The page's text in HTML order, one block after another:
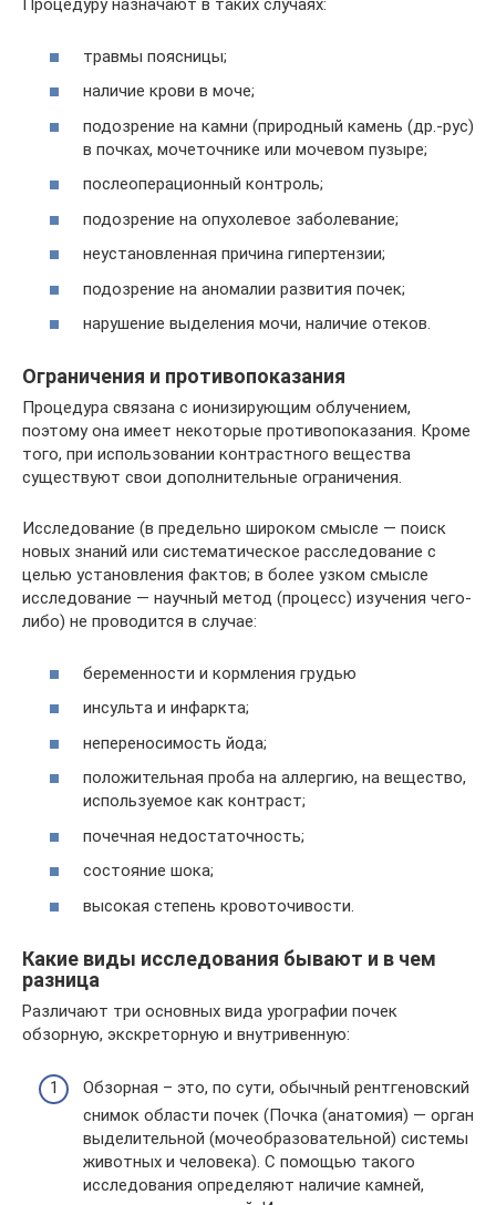
Процедуру назначают в таких случаях:
травмы поясницы;
наличие крови в моче;
подозрение на камни (природный камень (др.-рус)
в почках, мочеточнике или мочевом пузыре;
послеоперационный контроль;
подозрение на опухолевое заболевание;
неустановленная причина гипертензии;
подозрение на аномалии развития почек;
нарушение выделения мочи, наличие отеков.
Ограничения и противопоказания
Процедура связана с ионизирующим облучением,
поэтому она имеет некоторые противопоказания. Кроме
того, при использовании контрастного вещества
существуют свои дополнительные ограничения.
Исследование (в предельно широком смысле — поиск
новых знаний или систематическое расследование с
целью установления фактов; в более узком смысле
исследование — научный метод (процесс) изучения чего-
либо) не проводится в случае:
беременности и кормления грудью
инсульта и инфаркта;
непереносимость йода;
положительная проба на аллергию, на вещество,
используемое как контраст;
почечная недостаточность;
состояние шока;
высокая степень кровоточивости.
Какие виды исследования бывают и в чем
разница
Различают три основных вида урографии почек
обзорную, экскреторную и внутривенную:
Обзорная – это, по сути, обычный рентгеновский
снимок области почек (Почка (анатомия) — орган
выделительной (мочеобразовательной) системы
животных и человека). С помощью такого
исследования определяют наличие камней,